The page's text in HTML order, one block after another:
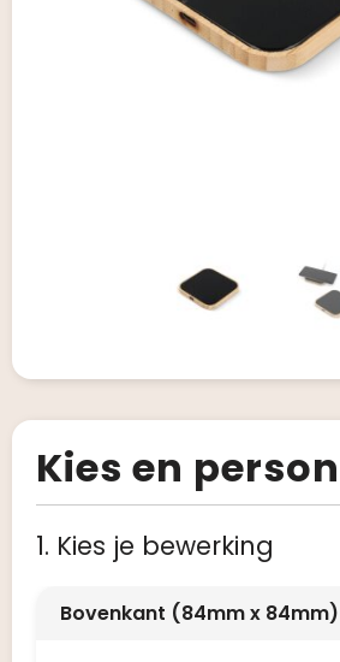
Kies en
1. Kies je bewerking
Bovenkant (84mm x 84mm)